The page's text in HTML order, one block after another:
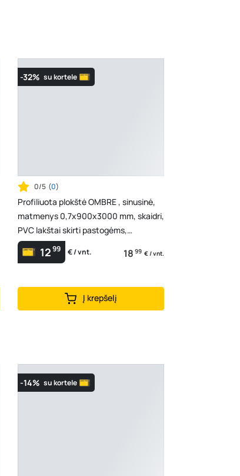
-32% su kortele
0/5 (0)
Profiliuota plokštė OMBRE , sinusinė,
matmenys 0,7x900x3000 mm, skaidri,
PVC lakštai skirti pastogėms,
terasoms, balkona...
1299 € / vnt. 18 99 € / vnt.
Į krepšelį
-14% su kortele